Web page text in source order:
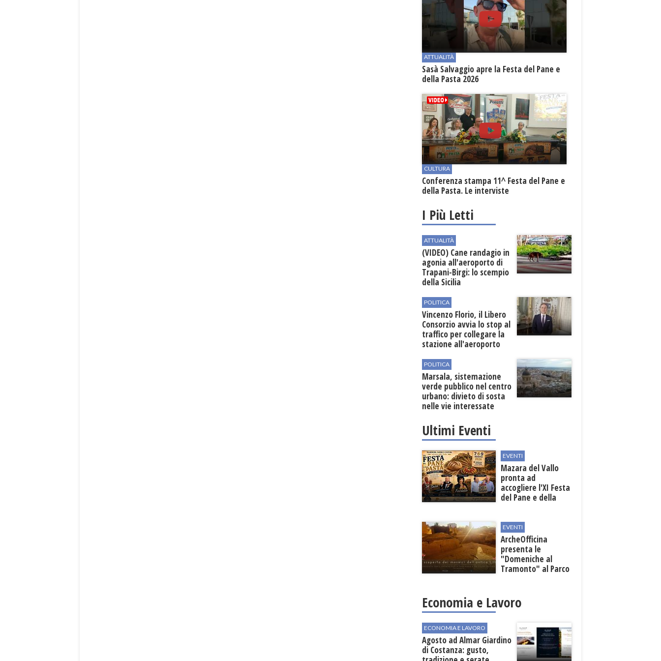
ATTUALITÀ
Sasà Salvaggio apre la Festa del Pane e
della Pasta 2026
CULTURA
Conferenza stampa 11^ Festa del Pane e
della Pasta. Le interviste
I Più Letti
ATTUALITÀ
(VIDEO) Cane randagio in
agonia all'aeroporto di
Trapani-Birgi: lo scempio
della Sicilia
POLITICA
Vincenzo Florio, il Libero
Consorzio avvia lo stop al
traffico per collegare la
stazione all'aeroporto
POLITICA
Marsala, sistemazione
verde pubblico nel centro
urbano: divieto di sosta
nelle vie interessate
Ultimi Eventi
EVENTI
Mazara del Vallo
pronta ad
accogliere l'XI Festa
del Pane e della
EVENTI
ArcheOfficina
presenta le
"Domeniche al
Tramonto" al Parco
Economia e Lavoro
ECONOMIA E LAVORO
Agosto ad Almar Giardino
di Costanza: gusto,